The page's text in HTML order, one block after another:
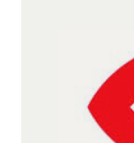
声優・演劇科
ゲームクリエー
アニメ・マンガ科